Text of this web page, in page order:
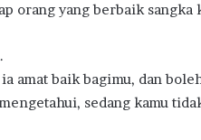
orang yang berbaik sangka
amat baik bagimu, dan
sedang kamu